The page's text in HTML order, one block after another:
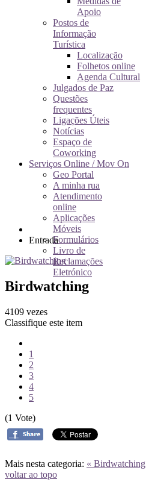
Apoio
Postos de
Informação
Turística
Localização
Folhetos online
Agenda Cultural
Julgados de Paz
Questões
frequentes
Ligações Úteis
Notícias
Espaço de
Coworking
Serviços Online / Mov On
Geo Portal
A minha rua
Atendimento
online
Aplicações
Móveis
Formulários
Livro de
Reclamações
Eletrónico
Entrada
Birdwatching
4109 vezes
Classifique este item
1
2
3
4
5
(1 Vote)
Mais nesta categoria: « Birdwatching
voltar ao topo